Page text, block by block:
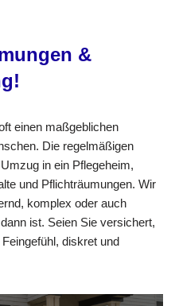
&
einen maßgeblichen
Die regelmäßigen
in ein Pflegeheim,
und Pflichträumungen. Wir
komplex oder auch
ist. Seien Sie versichert,
diskret und